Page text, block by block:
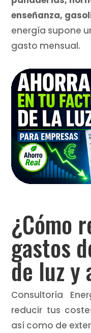
enseñanza,
energía supone
gasto mensual.
¿Cómo
gastos
de luz y
Consultoría
reducir tus
así como de